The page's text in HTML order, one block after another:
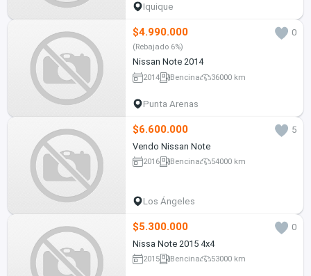
Iquique
$4.990.000 0
(Rebajado 6%)
Nissan Note 2014
2014 Bencina 36000 km
Punta Arenas
$6.600.000
5
Vendo Nissan Note
2016 Bencina 54000 km
Los Ángeles
$5.300.000
0
Nissa Note 2015 4x4
2015 Bencina 53000 km